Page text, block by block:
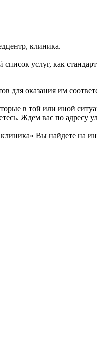
клиника.
услуг, как
для оказания им
в той или иной
Ждем вас по адресу
Вы найдете на